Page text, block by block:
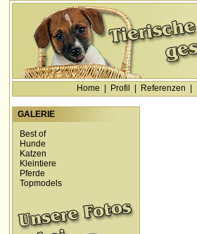
Home Profil Referenzen
GALERIE
Best of
Hunde
Katzen
Kleintiere
Pferde
Topmodels